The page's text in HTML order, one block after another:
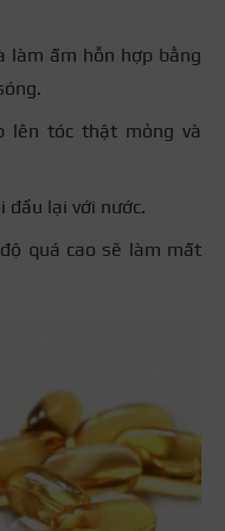
làm ấm hỗn hợp bằng
lên tóc thật mỏng và
đầu lại với nước.
quá cao sẽ làm mất